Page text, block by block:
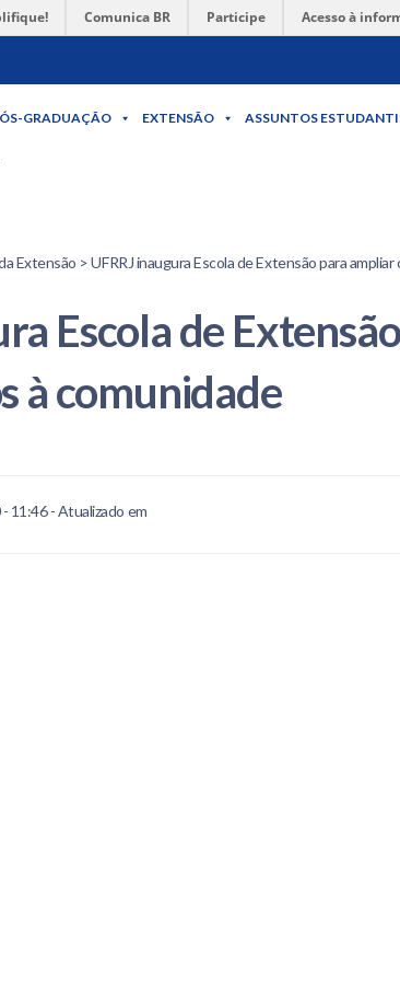
Comunica BR Participe Acesso à
GRADUAÇÃO EXTENSÃO ASSUNTOS
Extensão > UFRRJ inaugura Escola de Extensão para
Escola de
à comunidade
11:46 - Atualizado em